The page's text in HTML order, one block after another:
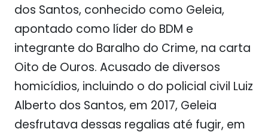
dos Santos, conhecido como Geleia,
apontado como líder do BDM e
integrante do Baralho do Crime, na carta
Oito de Ouros. Acusado de diversos
homicídios, incluindo o do policial civil Luiz
Alberto dos Santos, em 2017, Geleia
desfrutava dessas regalias até fugir, em